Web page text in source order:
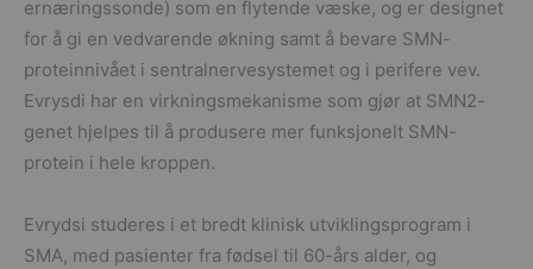
ernæringssonde) som en flytende væske, og er designet
for å gi en vedvarende økning samt å bevare SMN-
proteinnivået i sentralnervesystemet og i perifere vev.
Evrysdi har en virkningsmekanisme som gjør at SMN2-
genet hjelpes til å produsere mer funksjonelt SMN-
protein i hele kroppen.
Evrydsi studeres i et bredt klinisk utviklingsprogram i
SMA, med pasienter fra fødsel til 60-års alder, og